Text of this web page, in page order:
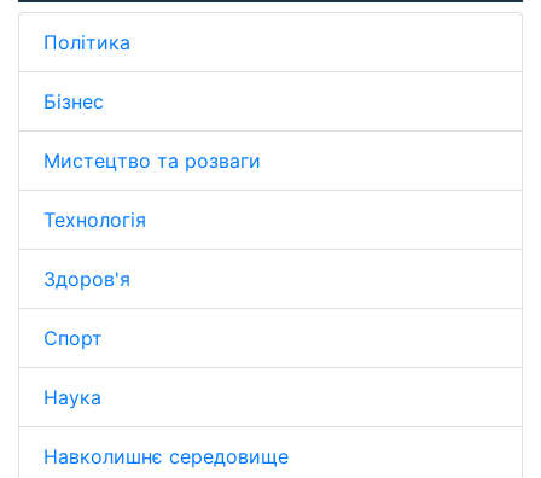
Політика
Бізнес
Мистецтво та розваги
Технологія
Здоров'я
Спорт
Наука
Навколишнє середовище